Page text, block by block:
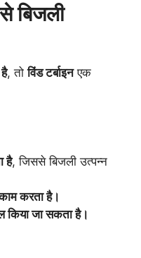
बिजली
, तोविंड टर्बाइनएक
है, जिससे बिजली उत्पन्न
करता है।
किया जा सकता है।